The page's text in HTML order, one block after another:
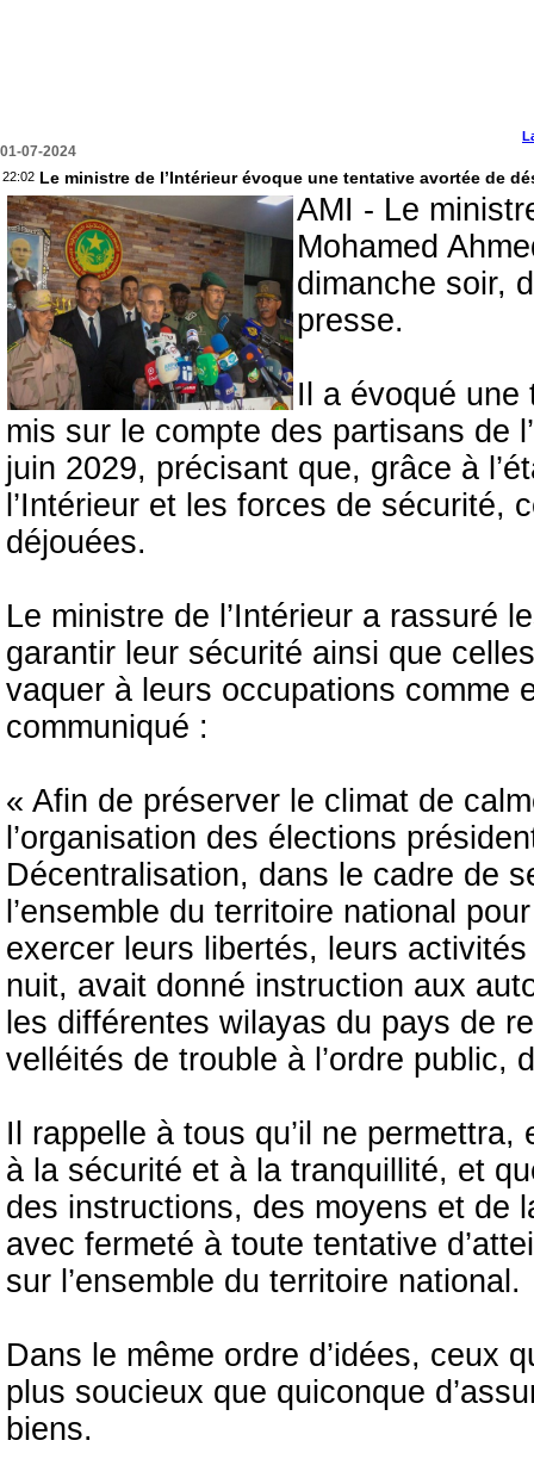
01-07-2024
22:02 Le ministre de l’Intérieur évoque une tentative avortée de
AMI - Le
Mohamed
dimanche soir,
presse.
Il a évoqué une
mis sur le compte des partisans de
juin 2029, précisant que, grâce à
l’Intérieur et les forces de sécurité,
déjouées.
Le ministre de l’Intérieur a rassuré
garantir leur sécurité ainsi que
vaquer à leurs occupations comme
communiqué :
« Afin de préserver le climat de
l’organisation des élections
Décentralisation, dans le cadre de
l’ensemble du territoire national
exercer leurs libertés, leurs
nuit, avait donné instruction aux
les différentes wilayas du pays de
velléités de trouble à l’ordre public,
Il rappelle à tous qu’il ne
à la sécurité et à la tranquillité, et
des instructions, des moyens et de
avec fermeté à toute tentative
sur l’ensemble du territoire national.
Dans le même ordre d’idées, ceux
plus soucieux que quiconque
biens.